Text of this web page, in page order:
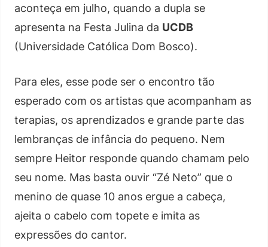
aconteça em julho, quando a dupla se
apresenta na Festa Julina da UCDB
(Universidade Católica Dom Bosco).
Para eles, esse pode ser o encontro tão
esperado com os artistas que acompanham as
terapias, os aprendizados e grande parte das
lembranças de infância do pequeno. Nem
sempre Heitor responde quando chamam pelo
seu nome. Mas basta ouvir “Zé Neto” que o
menino de quase 10 anos ergue a cabeça,
ajeita o cabelo com topete e imita as
expressões do cantor.